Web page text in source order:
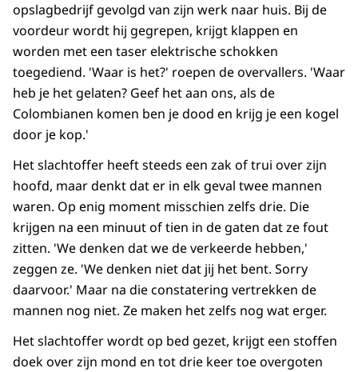
opslagbedrijf gevolgd van zijn werk naar huis. Bij de
voordeur wordt hij gegrepen, krijgt klappen en
worden met een taser elektrische schokken
toegediend. 'Waar is het?' roepen de overvallers. 'Waar
heb je het gelaten? Geef het aan ons, als de
Colombianen komen ben je dood en krijg je een kogel
door je kop.'
Het slachtoffer heeft steeds een zak of trui over zijn
hoofd, maar denkt dat er in elk geval twee mannen
waren. Op enig moment misschien zelfs drie. Die
krijgen na een minuut of tien in de gaten dat ze fout
zitten. 'We denken dat we de verkeerde hebben,'
zeggen ze. 'We denken niet dat jij het bent. Sorry
daarvoor.' Maar na die constatering vertrekken de
mannen nog niet. Ze maken het zelfs nog wat erger.
Het slachtoffer wordt op bed gezet, krijgt een stoffen
doek over zijn mond en tot drie keer toe overgoten